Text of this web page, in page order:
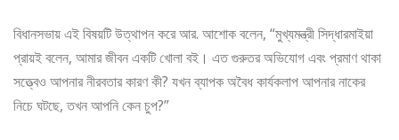
বিধানসভায় এই বিষয়টি উত্থাপন করে আর. আশোক বলেন, “মুখ্যমন্ত্রী সিদ্ধারমাইয়া
প্রায়ই বলেন, আমার জীবন একটি খোলা বই। এত গুরুতর অভিযোগ এবং প্রমাণ থাকা
সত্ত্বেও আপনার নীরবতার কারণ কী? যখন ব্যাপক অবৈধ কার্যকলাপ আপনার নাকের
নিচে ঘটছে, তখন আপনি কেন চুপ?”